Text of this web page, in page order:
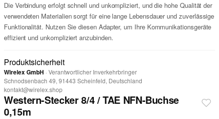
Die Verbindung erfolgt schnell und unkompliziert, und die hohe Qualität der
verwendeten Materialien sorgt für eine lange Lebensdauer und zuverlässige
Funktionalität. Nutzen Sie diesen Adapter, um Ihre Kommunikationsgeräte
effizient und unkompliziert anzubinden.
Produktsicherheit
Wirelex GmbH · Verantwortlicher Inverkehrbringer
Schnodsenbach 49, 91443 Scheinfeld, Deutschland
kontakt@wirelex.shop
Western-Stecker 8/4 / TAE NFN-Buchse
0,15m